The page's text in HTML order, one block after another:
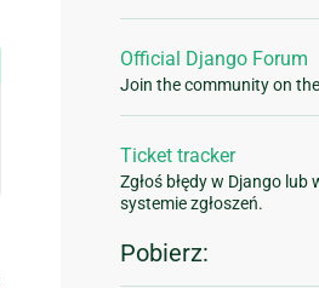
Official Django Forum
Join the community on
Ticket tracker
Zgłoś błędy w Django
systemie zgłoszeń.
Pobierz: